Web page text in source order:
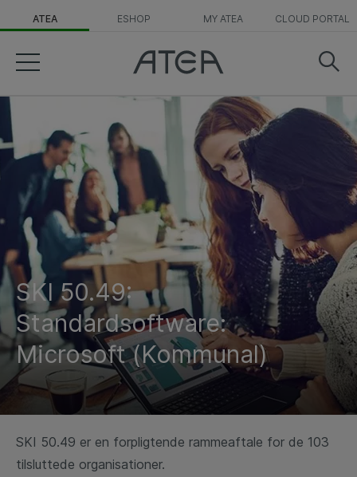
ATEA ESHOP MY ATEA CLOUD PORTAL
SKI 50.49:
Standardsoftware:
Microsoft (Kommunal)
SKI 50.49 er en forpligtende rammeaftale for de 103
tilsluttede organisationer.